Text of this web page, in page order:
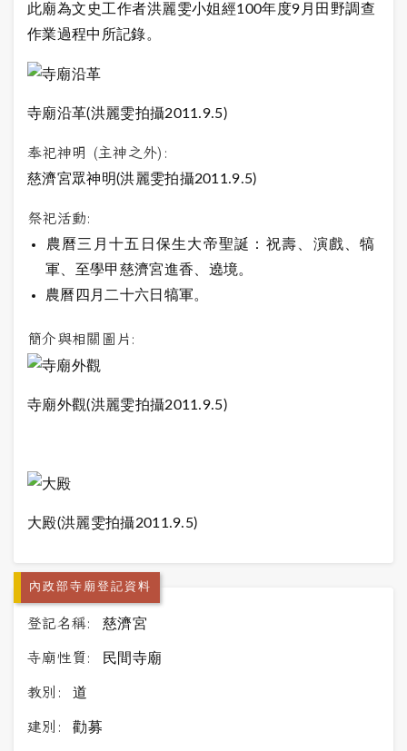
此廟為文史工作者洪麗雯小姐經100年度9月田野調查
作業過程中所記錄。
寺廟沿革(洪麗雯拍攝2011.9.5)
奉祀神明 (主神之外):
慈濟宮眾神明(洪麗雯拍攝2011.9.5)
祭祀活動:
農曆三月十五日保生大帝聖誕：祝壽、演戲、犒
軍、至學甲慈濟宮進香、遶境。
農曆四月二十六日犒軍。
簡介與相關圖片:
寺廟外觀(洪麗雯拍攝2011.9.5)
大殿(洪麗雯拍攝2011.9.5)
內政部寺廟登記資料
登記名稱: 慈濟宮
寺廟性質: 民間寺廟
教別: 道
建別: 勸募